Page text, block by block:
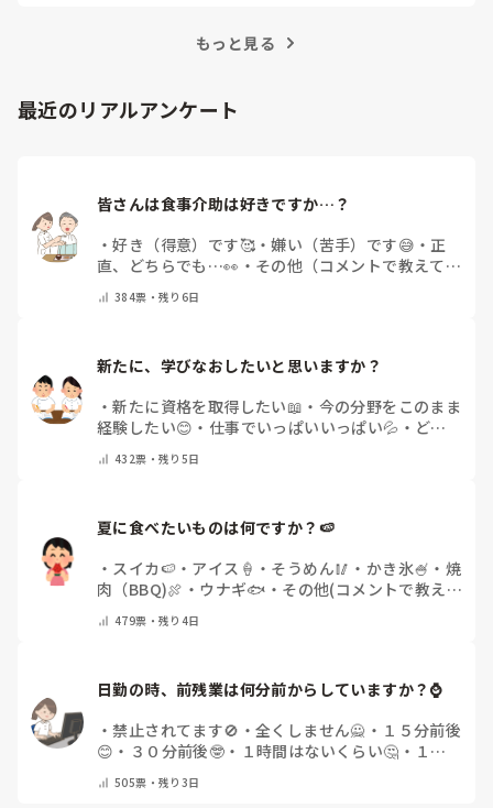
もっと見る
最近のリアルアンケート
皆さんは食事介助は好きですか…？
・好き（得意）です🥰・嫌い（苦手）です😅 ・ 正
直、どちらでも…👀 ・ その他（コメントで教えてく
384票・残り6日
新たに、学びなおしたいと思いますか？
・新たに資格を取得したい📖 ・ 今の分野をこのまま
経験したい😊 ・ 仕事でいっぱいいっぱい💦 ・ どん
教えてください）
432票・残り5日
夏に食べたいものは何ですか？🍉
・ スイカ🍉 ・ アイス🍦 ・ そうめん🥢 ・ かき氷🍧 ・ 焼
肉（BBQ)🍖 ・ ウナギ🐟 ・ その他(コメントで教え
479票・残り4日
日勤の時、前残業は何分前からしていますか？⌚
・禁止されてます🚫 ・ 全くしません🙅 ・ １５分前後
😊 ・ ３０分前後🤓 ・ １時間はないくらい🤔 ・ １時
505票・残り3日